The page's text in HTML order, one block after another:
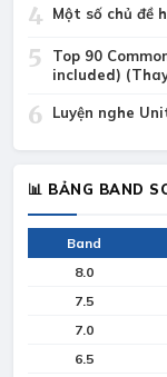
4 Một số chủ đề
5
Top 90
included)
6 Luyện
📊 BẢNG BAND
Band
8.0
7.5
7.0
6.5